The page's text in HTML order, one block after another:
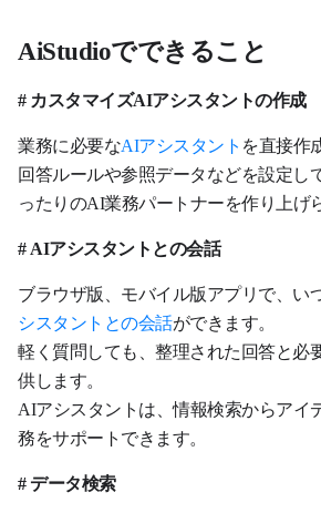
AiStudioでできること
# カスタマイズAIアシスタントの作成
業務に必要なAIアシスタント を直接作
回答ルールや参照データなどを設定し
ったりのAI業務パートナーを作り上げ
# AIアシスタントとの会話
ブラウザ版、モバイル版アプリで、い
シスタントとの会話ができます。
軽く質問しても、整理された回答と必
供します。
AIアシスタントは、情報検索からアイ
務をサポートできます。
# データ検索